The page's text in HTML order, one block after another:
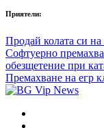
Приятели:
Продай колата си на
Софтуерно
обезщетение при
Премахване на егр